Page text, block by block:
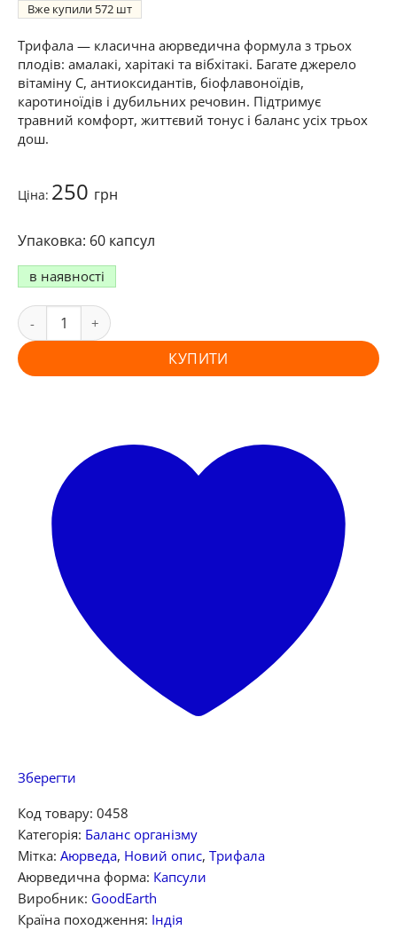
Вже купили 572
Трифала — класична аюрведична формула з трьох
плодів: амалакі, харітакі та вібхітакі. Багате джерело
вітаміну C, антиоксидантів, біофлавоноїдів,
каротиноїдів і дубильних речовин. Підтримує
травний комфорт, життєвий тонус і баланс усіх трьох
дош.
Ціна: 250 грн
60 капсул
в наявності
КУПИТИ
Зберегти
Код товару: 0458
Категорія: Баланс організму
Мітка: Аюрведа, Новий опис, Трифала
Аюрведична форма: Капсули
Виробник: GoodEarth
Країна походження: Індія